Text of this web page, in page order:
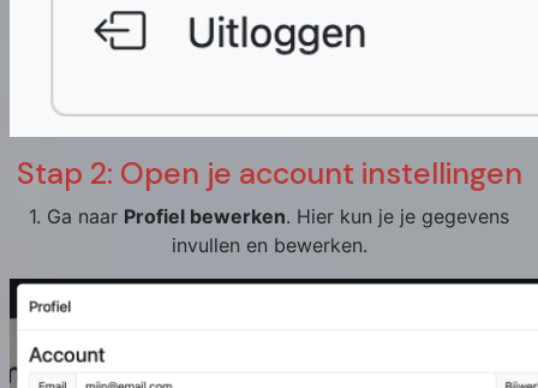
Stap 2: Open je account instellingen
1. Ga naar Profiel bewerken. Hier kun je je gegevens
invullen en bewerken.